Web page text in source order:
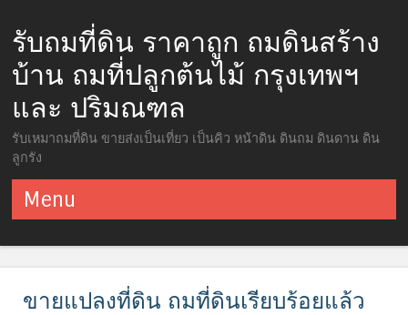
รับถมที่ดิน ราคาถูก ถมดินสร้าง
บ้าน ถมที่ปลูกต้นไม้ กรุงเทพฯ
และ ปริมณฑล
รับเหมาถมที่ดิน ขายส่งเป็นเที่ยว เป็นคิว หน้าดิน ดินถม ดินดาน ดิน
ลูกรัง
Menu
ขายแปลงที่ดิน ถมที่ดินเรียบร้อยแล้ว